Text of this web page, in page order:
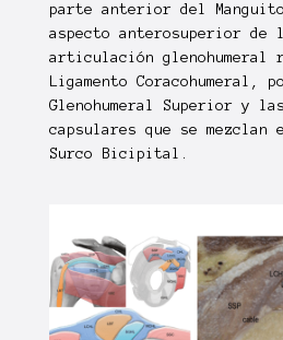
parte anterior del
aspecto anterosuperior de
articulación glenohumeral
Ligamento Coracohumeral ,
Glenohumeral Superior y
capsulares que se
Surco Bicipital .